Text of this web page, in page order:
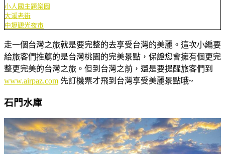
小人國主題樂園
大溪老街
中壢觀光夜市
走一個台灣之旅就是要完整的去享受台灣的美麗。這次小編要
給旅客們推薦的是台灣桃園的完美景點，保證您會擁有個更完
整更完美的台灣之旅。但到台灣之前，還是要提醒旅客們到
www.airpaz.com 先訂機票才飛到台灣享受美麗景點哦~
石門水庫